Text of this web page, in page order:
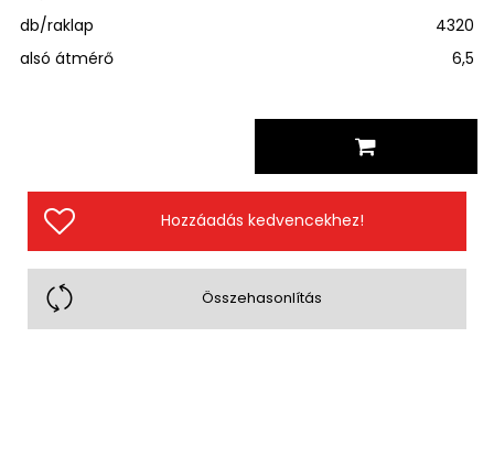
db/raklap
4320
alsó átmérő
6,5
Hozzáadás kedvencekhez!
Összehasonlítás